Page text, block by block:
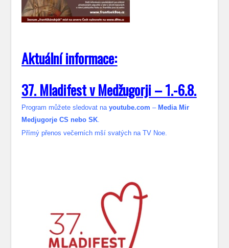
Aktuální informace:
37. Mladifest v Medžugorji – 1.-6.8.
Program můžete sledovat nayoutube.com – Media Mir
Medjugorje CS nebo SK.
Přímý přenos večerních mší svatých na TV Noe.